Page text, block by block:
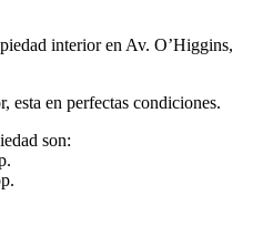
interior en Av. O’Higgins,
esta en perfectas condiciones.
son: